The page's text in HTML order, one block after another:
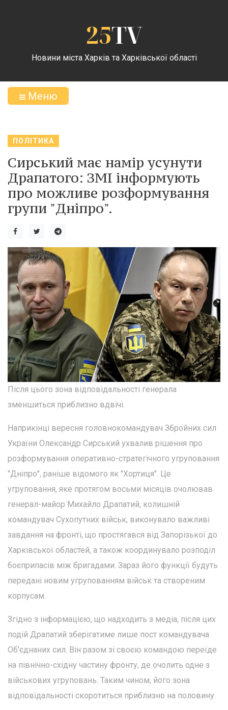
25TV
Новини міста Харків та Харківської області
Меню
ПОЛІТИКА
Сирський має намір усунути
Драпатого: ЗМІ інформують
про можливе розформування
групи "Дніпро".
Після цього зона відповідальності генерала
зменшиться приблизно вдвічі.
Наприкінці вересня головнокомандувач Збройних сил
України Олександр Сирський ухвалив рішення про
розформування оперативно-стратегічного угруповання
"Дніпро", раніше відомого як "Хортиця". Це
угруповання, яке протягом восьми місяців очолював
генерал-майор Михайло Драпатий, колишній
командувач Сухопутних військ, виконувало важливі
завдання на фронті, що простягався від Запорізької до
Харківської областей, а також координувало розподіл
боєприпасів між бригадами. Зараз його функції будуть
передані новим угрупованням військ та створеним
корпусам.
Згідно з інформацією, що надходить з медіа, після цих
подій Драпатий зберігатиме лише пост командувача
Об'єднаних сил. Він разом зі своєю командою переїде
на північно-східну частину фронту, де очолить одне з
військових угруповань. Таким чином, його зона
відповідальності скоротиться приблизно на половину.